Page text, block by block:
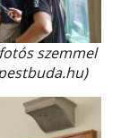
szemmel